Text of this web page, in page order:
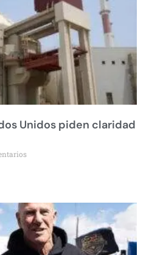
Unidos piden claridad